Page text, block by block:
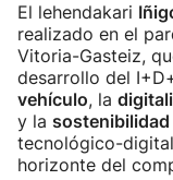
El lehendakari
realizado en el
Vitoria-Gasteiz,
desarrollo del
vehículo, la
y la sostenibilidad
tecnológico-
horizonte del